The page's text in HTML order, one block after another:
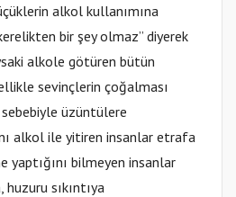
alkol kullanımına
bir şey olmaz” diyerek
alkole götüren bütün
sevinçlerin çoğalması
üzüntülere
alkol ile yitiren insanlar etrafa
yaptığını bilmeyen insanlar
sıkıntıya